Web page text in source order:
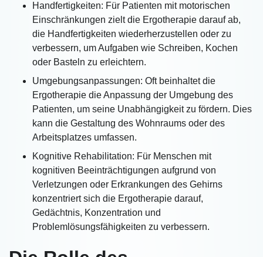
Handfertigkeiten: Für Patienten mit motorischen
Einschränkungen zielt die Ergotherapie darauf ab,
die Handfertigkeiten wiederherzustellen oder zu
verbessern, um Aufgaben wie Schreiben, Kochen
oder Basteln zu erleichtern.
Umgebungsanpassungen: Oft beinhaltet die
Ergotherapie die Anpassung der Umgebung des
Patienten, um seine Unabhängigkeit zu fördern. Dies
kann die Gestaltung des Wohnraums oder des
Arbeitsplatzes umfassen.
Kognitive Rehabilitation: Für Menschen mit
kognitiven Beeinträchtigungen aufgrund von
Verletzungen oder Erkrankungen des Gehirns
konzentriert sich die Ergotherapie darauf,
Gedächtnis, Konzentration und
Problemlösungsfähigkeiten zu verbessern.